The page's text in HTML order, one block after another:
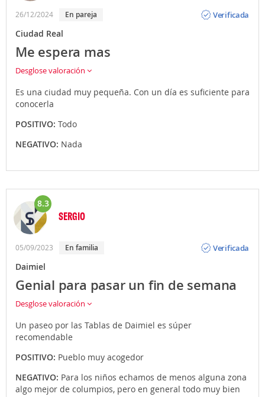
26/12/2024 En pareja
Verificada
Ciudad Real
Me espera mas
Desglose valoración
Es una ciudad muy pequeña. Con un día es suficiente para
conocerla
POSITIVO: Todo
NEGATIVO: Nada
8.3
SERGIO
05/09/2023 En familia
Verificada
Daimiel
Genial para pasar un fin de semana
Desglose valoración
Un paseo por las Tablas de Daimiel es súper
recomendable
POSITIVO: Pueblo muy acogedor
NEGATIVO: Para los niños echamos de menos alguna zona
algo mejor de columpios, pero en general todo muy bien